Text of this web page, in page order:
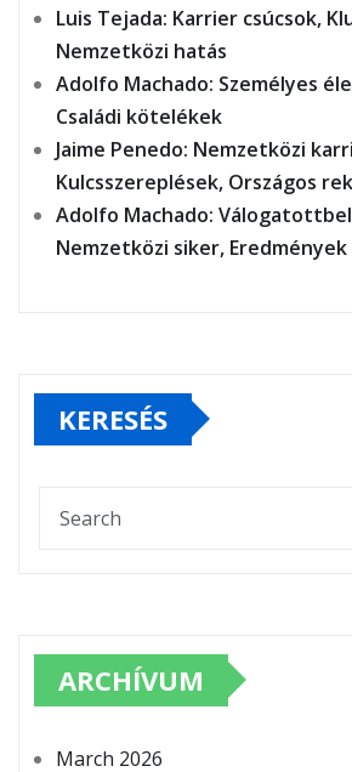
Luis Tejada: Karrier csúcsok,
Nemzetközi hatás
Adolfo Machado: Személyes
Családi kötelékek
Jaime Penedo: Nemzetközi
Kulcsszereplések, Országos
Adolfo Machado:
Nemzetközi siker, Eredmények
KERESÉS
ARCHÍVUM
March 2026